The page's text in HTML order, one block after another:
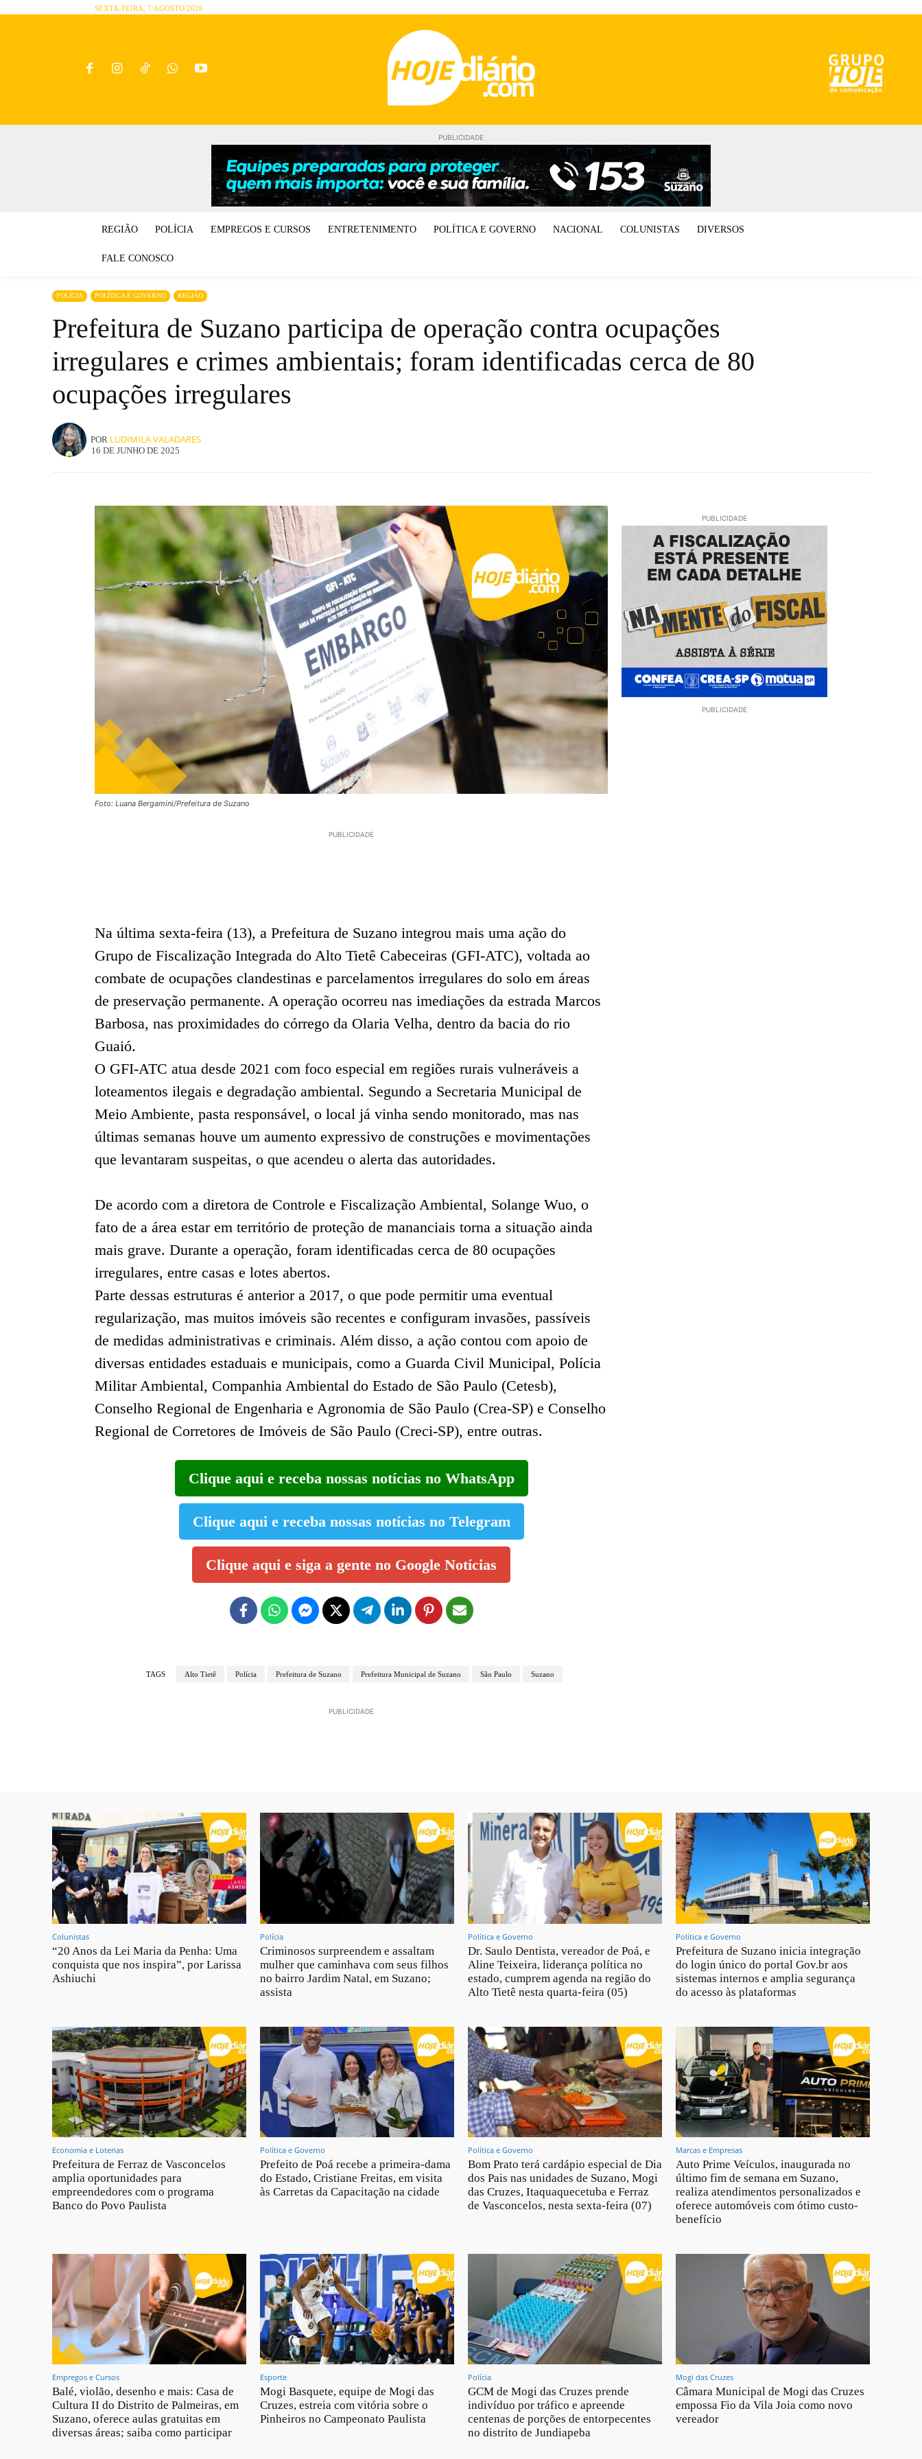
SEXTA-FEIRA, 7/AGOSTO/2026
PUBLICIDADE
REGIÃO POLÍCIA EMPREGOS E CURSOS ENTRETENIMENTO POLÍTICA E GOVERNO NACIONAL COLUNISTAS DIVERSOS
FALE CONOSCO
POLÍCIA POLÍTICA E GOVERNO REGIÃO
Prefeitura de Suzano participa de operação contra ocupações
irregulares e crimes ambientais; foram identificadas cerca de 80
ocupações irregulares
POR LUDIMILA VALADARES
16 DE JUNHO DE 2025
Foto: Luana Bergamini/Prefeitura de Suzano
PUBLICIDADE
Na última sexta-feira (13), a Prefeitura de Suzano integrou mais uma ação do
Grupo de Fiscalização Integrada do Alto Tietê Cabeceiras (GFI-ATC), voltada ao
combate de ocupações clandestinas e parcelamentos irregulares do solo em áreas
de preservação permanente. A operação ocorreu nas imediações da estrada Marcos
Barbosa, nas proximidades do córrego da Olaria Velha, dentro da bacia do rio
Guaió.
O GFI-ATC atua desde 2021 com foco especial em regiões rurais vulneráveis a
loteamentos ilegais e degradação ambiental. Segundo a Secretaria Municipal de
Meio Ambiente, pasta responsável, o local já vinha sendo monitorado, mas nas
últimas semanas houve um aumento expressivo de construções e movimentações
que levantaram suspeitas, o que acendeu o alerta das autoridades.
De acordo com a diretora de Controle e Fiscalização Ambiental, Solange Wuo, o
fato de a área estar em território de proteção de mananciais torna a situação ainda
mais grave. Durante a operação, foram identificadas cerca de 80 ocupações
irregulares, entre casas e lotes abertos.
Parte dessas estruturas é anterior a 2017, o que pode permitir uma eventual
regularização, mas muitos imóveis são recentes e configuram invasões, passíveis
de medidas administrativas e criminais. Além disso, a ação contou com apoio de
diversas entidades estaduais e municipais, como a Guarda Civil Municipal, Polícia
Militar Ambiental, Companhia Ambiental do Estado de São Paulo (Cetesb),
Conselho Regional de Engenharia e Agronomia de São Paulo (Crea-SP) e Conselho
Regional de Corretores de Imóveis de São Paulo (Creci-SP), entre outras.
Clique aqui e receba nossas notícias no WhatsApp
Clique aqui e receba nossas notícias no Telegram
Clique aqui e siga a gente no Google Notícias
TAGS Alto Tietê Polícia Prefeitura de Suzano Prefeitura Municipal de Suzano São Paulo Suzano
PUBLICIDADE
PUBLICIDADE
PUBLICIDADE
Colunistas
“20 Anos da Lei Maria da Penha: Uma
conquista que nos inspira”, por Larissa
Ashiuchi
Polícia
Criminosos surpreendem e assaltam
mulher que caminhava com seus filhos
no bairro Jardim Natal, em Suzano;
assista
Política e Governo
Dr. Saulo Dentista, vereador de Poá, e
Aline Teixeira, liderança política no
estado, cumprem agenda na região do
Alto Tietê nesta quarta-feira (05)
Política e Governo
Prefeitura de Suzano inicia integração
do login único do portal Gov.br aos
sistemas internos e amplia segurança
do acesso às plataformas
Economia e Loterias
Prefeitura de Ferraz de Vasconcelos
amplia oportunidades para
empreendedores com o programa
Banco do Povo Paulista
Política e Governo
Prefeito de Poá recebe a primeira-dama
do Estado, Cristiane Freitas, em visita
às Carretas da Capacitação na cidade
Política e Governo
Bom Prato terá cardápio especial de Dia
dos Pais nas unidades de Suzano, Mogi
das Cruzes, Itaquaquecetuba e Ferraz
de Vasconcelos, nesta sexta-feira (07)
Marcas e Empresas
Auto Prime Veículos, inaugurada no
último fim de semana em Suzano,
realiza atendimentos personalizados e
oferece automóveis com ótimo custo-
benefício
Empregos e Cursos
Balé, violão, desenho e mais: Casa de
Cultura II do Distrito de Palmeiras, em
Suzano, oferece aulas gratuitas em
diversas áreas; saiba como participar
Esporte
Mogi Basquete, equipe de Mogi das
Cruzes, estreia com vitória sobre o
Pinheiros no Campeonato Paulista
Polícia
GCM de Mogi das Cruzes prende
indivíduo por tráfico e apreende
centenas de porções de entorpecentes
no distrito de Jundiapeba
Mogi das Cruzes
Câmara Municipal de Mogi das Cruzes
empossa Fio da Vila Joia como novo
vereador